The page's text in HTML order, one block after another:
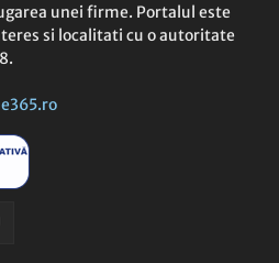
unei firme. Portalul este
si localitati cu o autoritate